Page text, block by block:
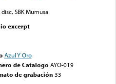
SBK Mumusa
excerpt
Azul Y Oro
de Catalogo AYO-019
de grabación 33